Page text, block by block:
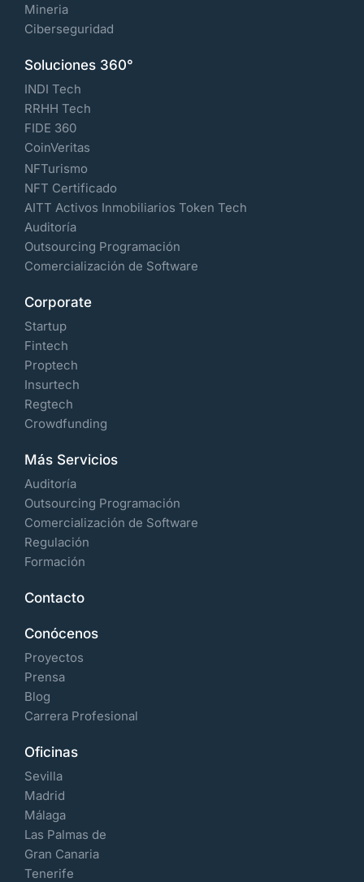
Mineria
Ciberseguridad
Soluciones 360°
INDI Tech
RRHH Tech
FIDE 360
CoinVeritas
NFTurismo
NFT Certificado
AITT Activos Inmobiliarios Token Tech
Auditoría
Outsourcing Programación
Comercialización de Software
Corporate
Startup
Fintech
Proptech
Insurtech
Regtech
Crowdfunding
Más Servicios
Auditoría
Outsourcing Programación
Comercialización de Software
Regulación
Formación
Contacto
Conócenos
Proyectos
Prensa
Blog
Carrera Profesional
Oficinas
Sevilla
Madrid
Málaga
Las Palmas de
Gran Canaria
Tenerife